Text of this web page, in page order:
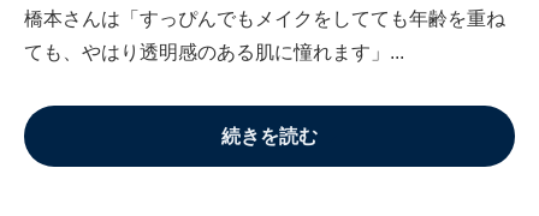
橋本さんは「すっぴんでもメイクをしてても年齢を重ね
ても、やはり透明感のある肌に憧れます」...
続きを読む